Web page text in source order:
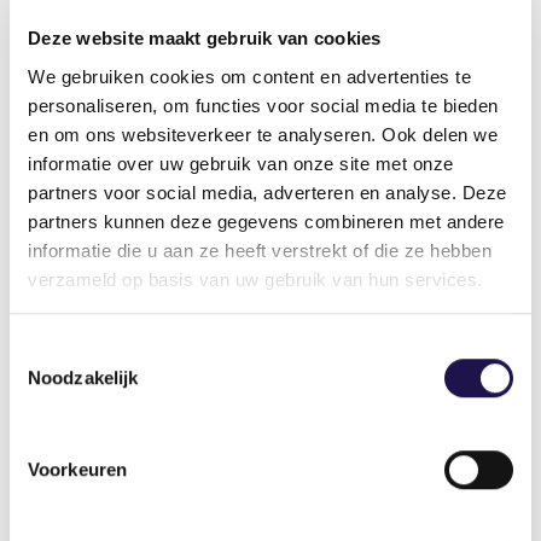
Deze website maakt gebruik van cookies
We gebruiken cookies om content en advertenties te
personaliseren, om functies voor social media te bieden
en om ons websiteverkeer te analyseren. Ook delen we
informatie over uw gebruik van onze site met onze
partners voor social media, adverteren en analyse. Deze
partners kunnen deze gegevens combineren met andere
informatie die u aan ze heeft verstrekt of die ze hebben
verzameld op basis van uw gebruik van hun services.
Noodzakelijk
Voorkeuren
werkloosheid hoger dan in de rest van de stad.
Daarom zijn nieuwe initiatieven nodig.
Zo’n initiatief is deze proef van de
uitzendorganisaties, gemeente en NPRZ. Deze
ambitieuze pilot vraagt veel creativiteit en
doorzettingsvermogen. “Met dit project laten we
zien hoe overheid en markt elkaar versterken,”
aldus Koops. “De deelnemende uitzenders
bewijzen dat uitzenden ook een